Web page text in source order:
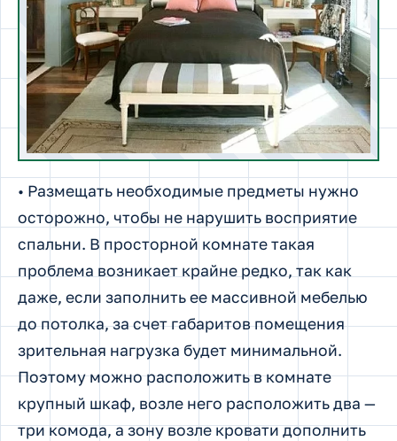
• Размещать необходимые предметы нужно
осторожно, чтобы не нарушить восприятие
спальни. В просторной комнате такая
проблема возникает крайне редко, так как
даже, если заполнить ее массивной мебелью
до потолка, за счет габаритов помещения
зрительная нагрузка будет минимальной.
Поэтому можно расположить в комнате
крупный шкаф, возле него расположить два —
три комода, а зону возле кровати дополнить